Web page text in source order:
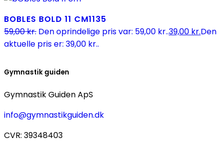
BOBLES BOLD 11 CM1135
59,00kr. Den oprindelige pris var: 59,00 kr..39,00 kr.Den
aktuelle pris er: 39,00 kr..
Gymnastik guiden
Gymnastik Guiden ApS
info@gymnastikguiden.dk
CVR: 39348403